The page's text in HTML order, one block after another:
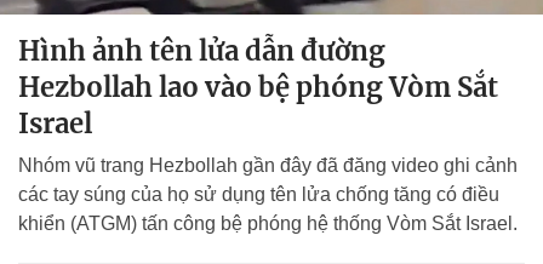
Hình ảnh tên lửa dẫn đường
Hezbollah lao vào bệ phóng Vòm Sắt
Israel
Nhóm vũ trang Hezbollah gần đây đã đăng video ghi cảnh
các tay súng của họ sử dụng tên lửa chống tăng có điều
khiển (ATGM) tấn công bệ phóng hệ thống Vòm Sắt Israel.